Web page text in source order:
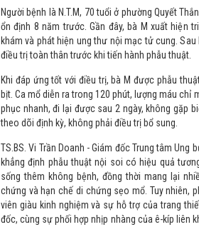
Người bệnh là N.T.M, 70 tuổi ở phường Quyết
ổn định 8 năm trước. Gần đây, bà M xuất hiện
khám và phát hiện ung thư nội mạc tử cung.
điều trị toàn thân trước khi tiến hành phẫu thuật.
Khi đáp ứng tốt với điều trị, bà M được phẫu
bịt. Ca mổ diễn ra trong 120 phút, lượng máu chỉ
phục nhanh, đi lại được sau 2 ngày, không gặp
theo dõi định kỳ, không phải điều trị bổ sung.
TS.BS. Vi Trần Doanh - Giám đốc Trung tâm
khẳng định phẫu thuật nội soi có hiệu quả
sống thêm không bệnh, đồng thời mang lại
chứng và hạn chế di chứng sẹo mổ. Tuy nhiên,
viên giàu kinh nghiệm và sự hỗ trợ của trang
đốc, cùng sự phối hợp nhịp nhàng của ê-kíp liên